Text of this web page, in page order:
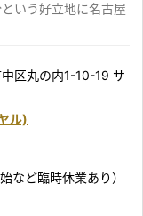
いう好立地に名古屋
区丸の内1-10-19 サ
ル)
など臨時休業あり）